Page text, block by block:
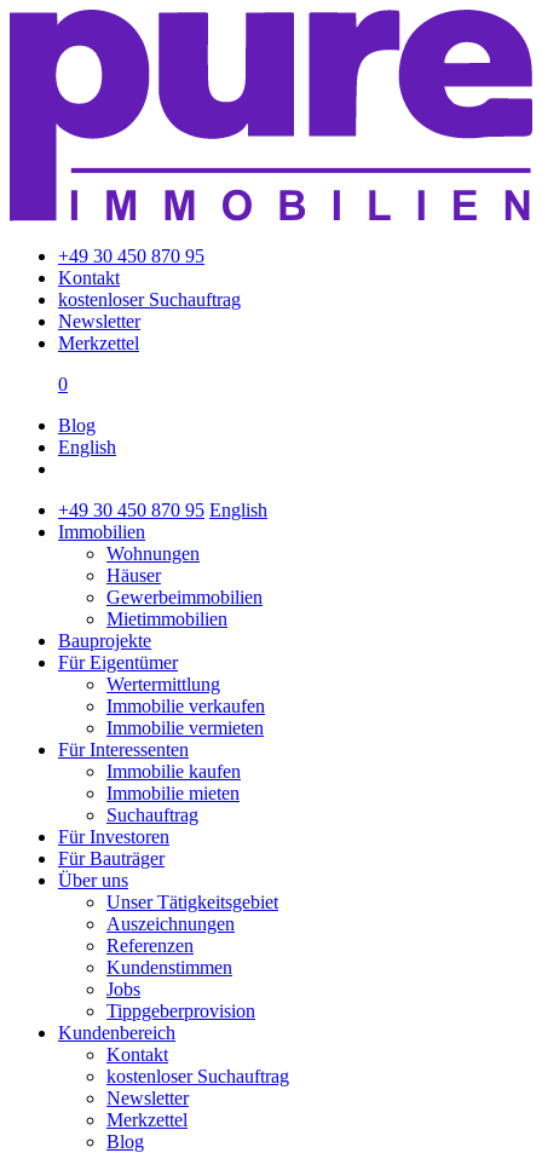
+49 30 450 870 95
Kontakt
kostenloser Suchauftrag
Newsletter
Merkzettel
0
Blog
English
+49 30 450 870 95 English
Immobilien
Wohnungen
Häuser
Gewerbeimmobilien
Mietimmobilien
Bauprojekte
Für Eigentümer
Wertermittlung
Immobilie verkaufen
Immobilie vermieten
Für Interessenten
Immobilie kaufen
Immobilie mieten
Suchauftrag
Für Investoren
Für Bauträger
Über uns
Unser Tätigkeitsgebiet
Auszeichnungen
Referenzen
Kundenstimmen
Jobs
Tippgeberprovision
Kundenbereich
Kontakt
kostenloser Suchauftrag
Newsletter
Merkzettel
Blog